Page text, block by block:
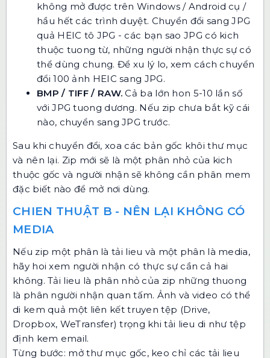
không mở được trên Windows / Android cụ /
hầu hết các trình duyệt. Chuyển đổi sang JPG
quả HEIC tô JPG - các bạn sao JPG có kich
thuộc tuong từ, những người nhận thực sự có
thể dùng chung. Để xu lý lo, xem cách chuyển
đổi 100 ảnh HEIC sang JPG.
BMP / TIFF / RAW. Cả ba lớn hon 5-10 lần số
với JPG tuong dương. Nếu zip chưa bắt kỹ cái
nào, chuyển sang JPG trước.
Sau khi chuyển đổi, xoa các bản gốc khôi thư mục
và nên lại. Zip mới sẽ là một phân nhỏ của kich
thuộc gốc và người nhận sẽ không cần phân mem
đặc biết nào để mở nơi dùng.
CHIEN THUẬT B - NÊN LẠI KHÔNG CÓ
MEDIA
Nếu zip một phân là tải lieu và một phân là media,
hãy hoi xem người nhận có thực sự cần cả hai
không. Tải lieu là phân nhỏ của zip những thuong
là phân người nhận quan tấm. Ảnh và video có thể
di kem quả một liên kết truyen tệp (Drive,
Dropbox, WeTransfer) trọng khi tải lieu di như tệp
định kem email.
Từng bước: mở thư mục gốc, keo chỉ các tải lieu